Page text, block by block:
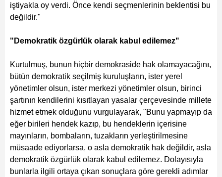
iştiyakla oy verdi. Önce kendi seçmenlerinin beklentisi bu
değildir."
"Demokratik özgürlük olarak kabul edilemez"
Kurtulmuş, bunun hiçbir demokraside hak olamayacağını,
bütün demokratik seçilmiş kuruluşların, ister yerel
yönetimler olsun, ister merkezi yönetimler olsun, birinci
şartının kendilerini kısıtlayan yasalar çerçevesinde millete
hizmet etmek olduğunu vurgulayarak, "Bunu yapmayıp da
eğer birileri hendek kazıp, bu hendeklerin içerisine
mayınların, bombaların, tuzakların yerleştirilmesine
müsaade ediyorlarsa, o asla demokratik hak değildir, asla
demokratik özgürlük olarak kabul edilemez. Dolayısıyla
bunlarla ilgili ortaya çıkan sonuçlara göre gerekli adımlar